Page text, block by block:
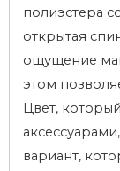
полиэстера
открытая
ощущение
этом
Цвет,
вариант,